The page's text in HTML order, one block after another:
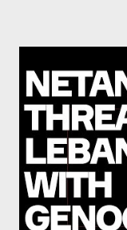
diplomats Jill Stein,
continuously rising
generations The
collapse WikiLeaks
elites declared war
asked for US support